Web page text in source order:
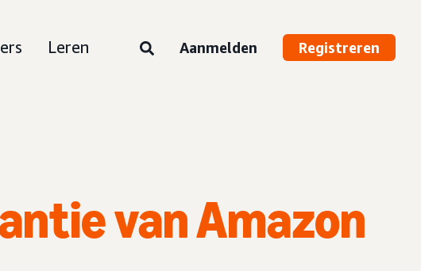
Leren Aanmelden Registreren
van Amazon